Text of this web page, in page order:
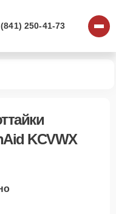
250-41-73
KCVWX